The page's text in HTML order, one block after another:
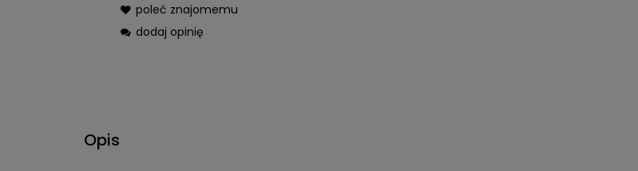
poleć znajomemu
dodaj opinię
Opis